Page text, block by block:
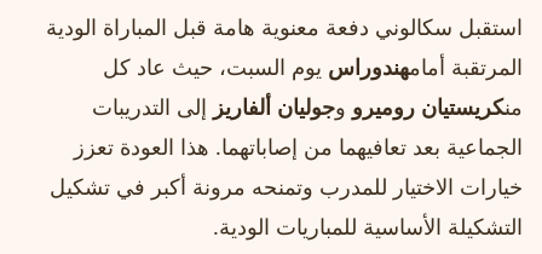
استقبل سكالوني دفعة معنوية هامة قبل المباراة الودية
المرتقبة أمامهندوراس يوم السبت، حيث عاد كل
منكريستيان روميرو وجوليان ألفاريز إلى التدريبات
الجماعية بعد تعافيهما من إصاباتهما. هذا العودة تعزز
خيارات الاختيار للمدرب وتمنحه مرونة أكبر في تشكيل
التشكيلة الأساسية للمباريات الودية.